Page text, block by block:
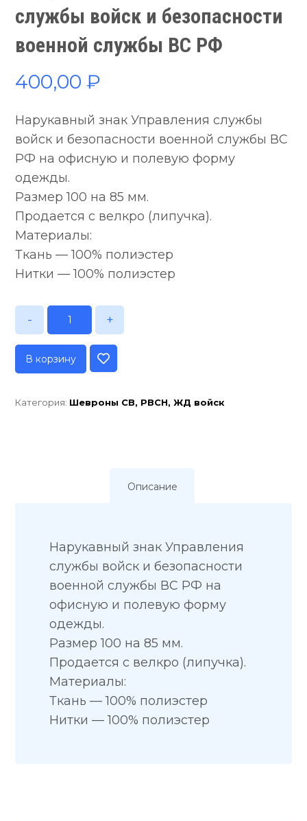
службы войск и безопасности
военной службы ВС РФ
400,00₽
Нарукавный знак Управления службы
войск и безопасности военной службы ВС
РФ на офисную и полевую форму
одежды.
Размер 100 на 85 мм.
Продается с велкро (липучка).
Материалы:
Ткань — 100% полиэстер
Нитки — 100% полиэстер
- +
В корзину
Категория: Шевроны СВ, РВСН, ЖД войск
Описание
Нарукавный знак Управления
службы войск и безопасности
военной службы ВС РФ на
офисную и полевую форму
одежды.
Размер 100 на 85 мм.
Продается с велкро (липучка).
Материалы:
Ткань — 100% полиэстер
Нитки — 100% полиэстер